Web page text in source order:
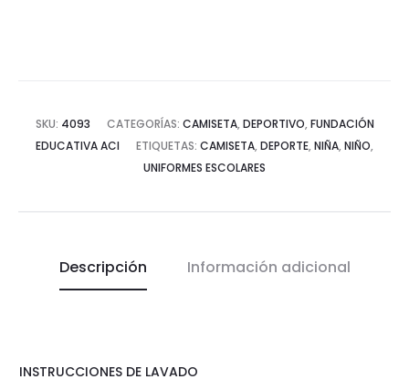
SKU: 4093 CATEGORÍAS: CAMISETA, DEPORTIVO, FUNDACIÓN
EDUCATIVA ACI
ETIQUETAS: CAMISETA, DEPORTE, NIÑA, NIÑO,
UNIFORMES ESCOLARES
Descripción Información adicional
INSTRUCCIONES DE LAVADO